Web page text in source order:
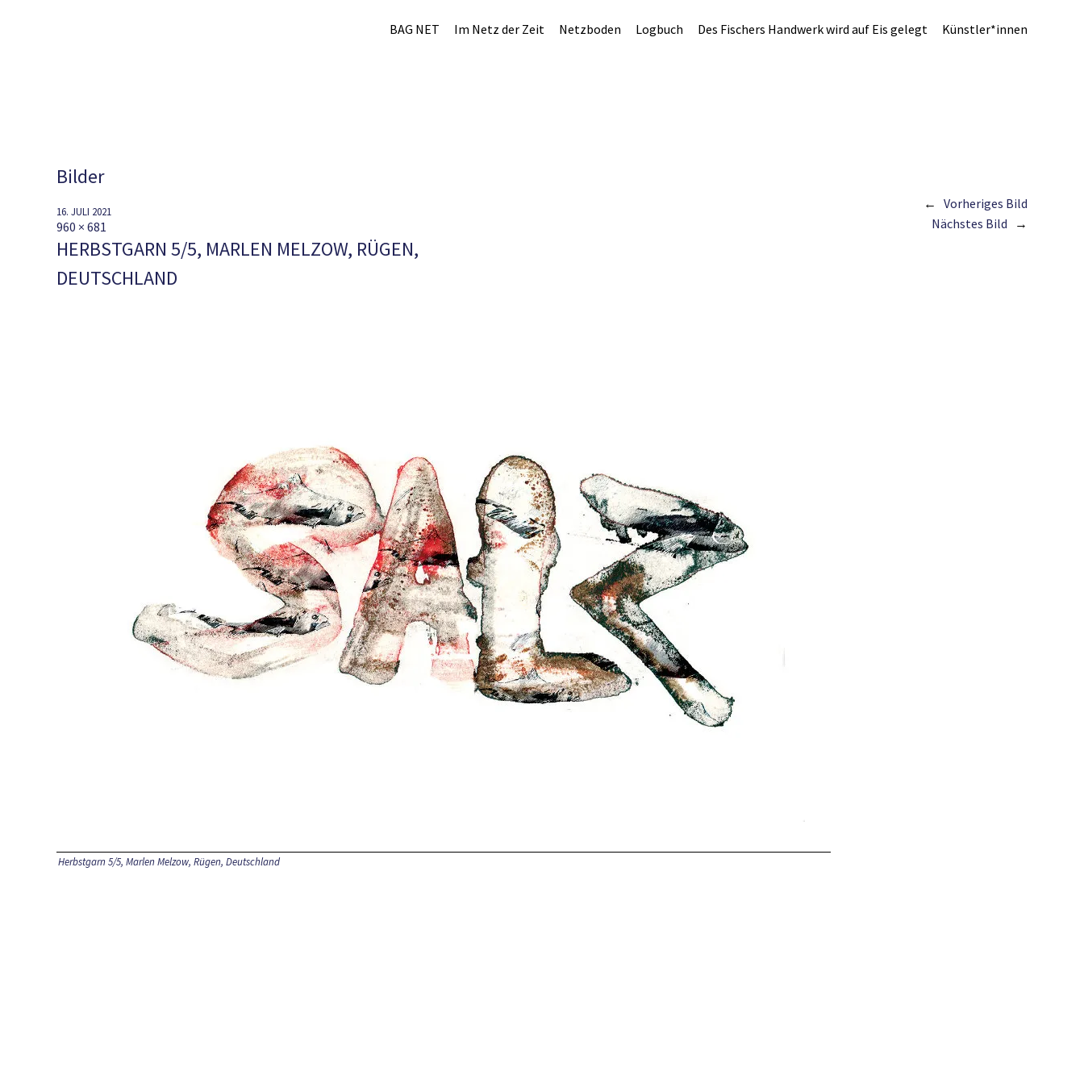
BAG NET Im Netz der Zeit Netzboden Logbuch Des Fischers Handwerk wird auf Eis gelegt Künstler*innen
Bilder
16. JULI 2021
960 × 681
HERBSTGARN 5/5, MARLEN MELZOW, RÜGEN,
DEUTSCHLAND
Herbstgarn 5/5, Marlen Melzow, Rügen, Deutschland
Nächstes Bild
Vorheriges Bild